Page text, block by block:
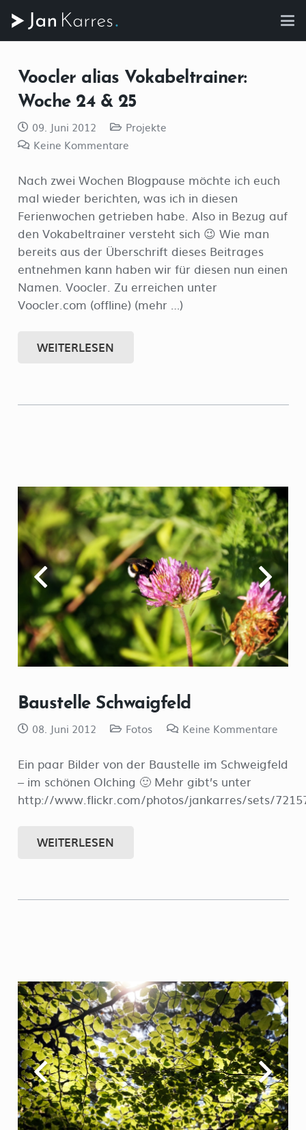
Voocler alias Vokabeltrainer:
Woche 24 & 25
09. Juni 2012
Projekte
Keine Kommentare
Nach zwei Wochen Blogpause möchte ich euch
mal wieder berichten, was ich in diesen
Ferienwochen getrieben habe. Also in Bezug auf
den Vokabeltrainer versteht sich 😉 Wie man
bereits aus der Überschrift dieses Beitrages
entnehmen kann haben wir für diesen nun einen
Namen. Voocler. Zu erreichen unter
Voocler.com (offline) (mehr …)
WEITERLESEN
Baustelle Schwaigfeld
08. Juni 2012 Fotos Keine Kommentare
Ein paar Bilder von der Baustelle im Schweigfeld
– im schönen Olching 🙂 Mehr gibt’s unter
http://www.flickr.com/photos/jankarres/sets/
WEITERLESEN